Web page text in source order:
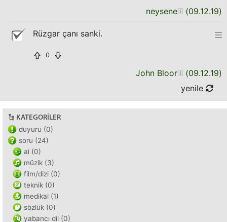
neysene (09.12.19)
Rüzgar çanı sanki.
0
John Bloor (09.12.19)
yenile
KATEGORILER
duyuru (0)
soru (24)
ai (0)
müzik (3)
film/dizi (0)
teknik (0)
medikal (1)
sözlük (0)
yabancı dil (0)